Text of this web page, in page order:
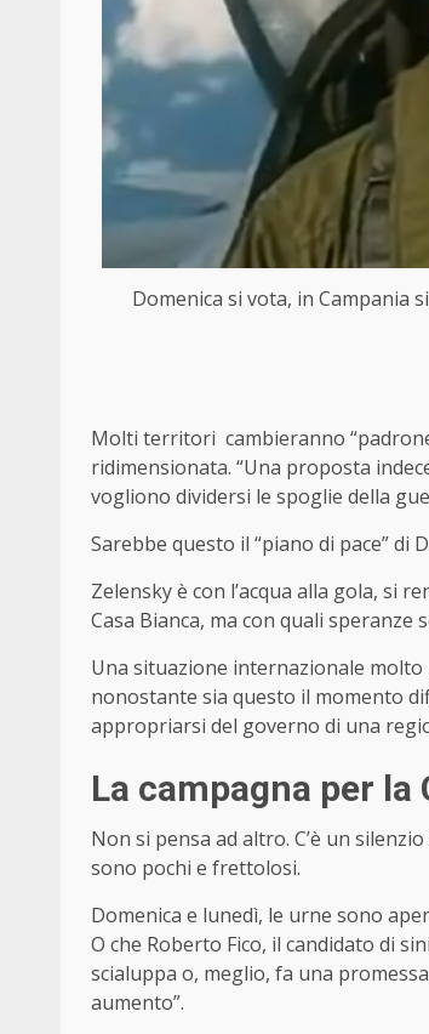
Domenica si vota, in Campania
Molti territori cambieranno
ridimensionata. “Una proposta
vogliono dividersi le spoglie della
Sarebbe questo il “piano di pace” di
Zelensky è con l’acqua alla gola, si
Casa Bianca, ma con quali speranze
Una situazione internazionale molto
nonostante sia questo il momento
appropriarsi del governo di una
La campagna per la
Non si pensa ad altro. C’è un
sono pochi e frettolosi.
Domenica e lunedì, le urne sono
O che Roberto Fico, il candidato di
scialuppa o, meglio, fa una
aumento”.